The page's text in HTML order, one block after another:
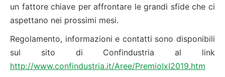
un fattore chiave per affrontare le grandi sfide che ci
aspettano nei prossimi mesi.
Regolamento, informazioni e contatti sono disponibili
sul sito di Confindustria al link
http://www.confindustria.it/Aree/PremioIxI2019.htm